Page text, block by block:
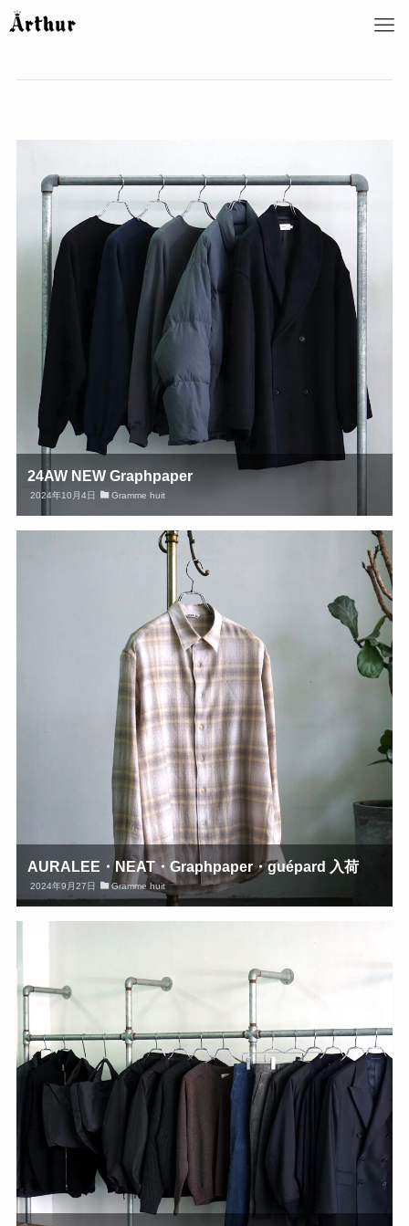
24AW NEW Graphpaper
2024年10月4日 Gramme huit
AURALEE・NEAT・Graphpaper・guépard 入荷
2024年9月27日 Gramme huit